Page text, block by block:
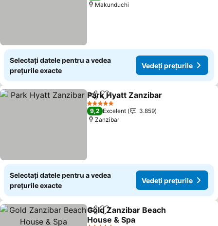
Makunduchi
Selectați datele pentru a vedea
prețurile exacte
Vedeți prețurile
DistribuițiAdăugaţi la favorite
Park Hyatt Zanzibar
5 Stele
9,2 Excelent
3.859
Zanzibar
Selectați datele pentru a vedea
prețurile exacte
Vedeți prețurile
DistribuițiAdăugaţi la favorite
Gold Zanzibar Beach
House & Spa